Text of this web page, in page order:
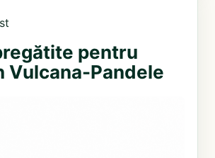
pentru
Vulcana-Pandele